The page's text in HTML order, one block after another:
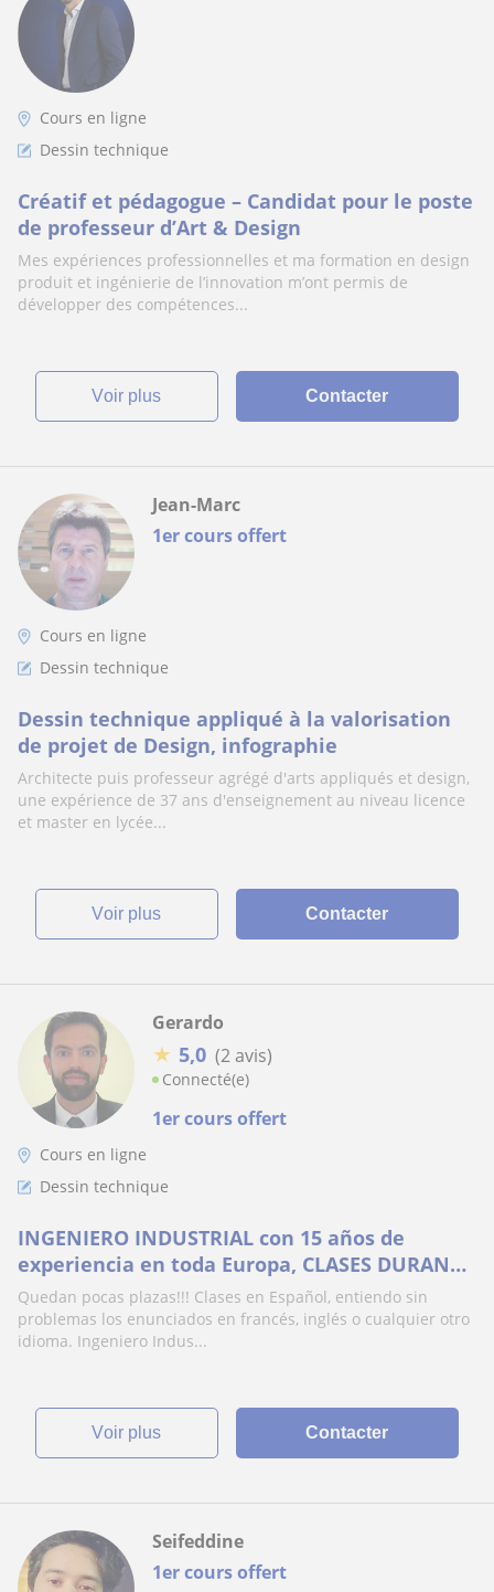
Cours en ligne
Dessin technique
Créatif et pédagogue – Candidat pour le poste
de professeur d’Art & Design
Mes expériences professionnelles et ma formation en design
produit et ingénierie de l’innovation m’ont permis de
développer des compétences...
voir plus Contacter
1er cours offert
Jean-Marc
Cours en ligne
Dessin technique
Dessin technique appliqué à la valorisation
de projet de Design, infographie
Architecte puis professeur agrégé d'arts appliqués et design,
une expérience de 37 ans d'enseignement au niveau licence
et master en lycée...
voir plus Contacter
1er cours offert
Gerardo
★ 5,0 (2 avis)
Connecté(e)
Cours en ligne
Dessin technique
INGENIERO INDUSTRIAL con 15 años de
experiencia en toda Europa, CLASES DURANTE
EL CURSO Y VACACIONES
Quedan pocas plazas!!! Clases en Español, entiendo sin
problemas los enunciados en francés, inglés o cualquier otro
idioma. Ingeniero Indus...
voir plus Contacter
1er cours offert
Seifeddine